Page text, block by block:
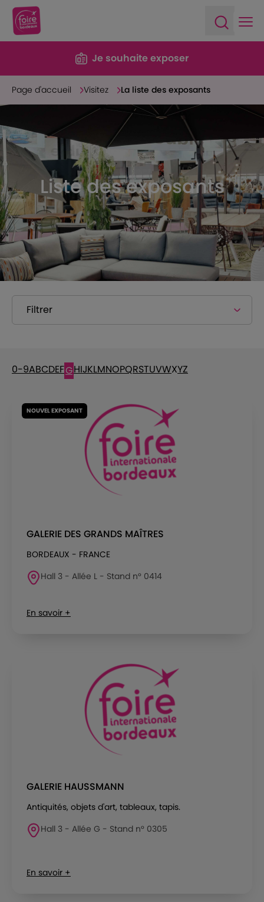
Je souhaite exposer
Page d'accueil Visitez La liste des exposants
Liste des exposants
Filtrer
0-9ABCDEFGHIJKLMNOPQRSTUVWXYZ
NOUVEL EXPOSANT
GALERIE DES GRANDS MAÎTRES
BORDEAUX - FRANCE
Hall 3 - Allée L - Stand n° 0414
En savoir +
GALERIE HAUSSMANN
Antiquités, objets d'art, tableaux, tapis.
Hall 3 - Allée G - Stand n° 0305
En savoir +